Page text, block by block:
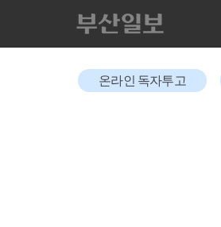
온라인 독자투고